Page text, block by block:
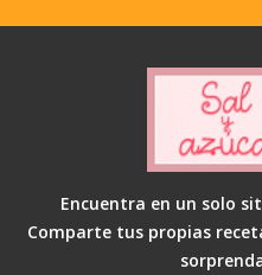
Encuentra en un solo
Comparte tus propias